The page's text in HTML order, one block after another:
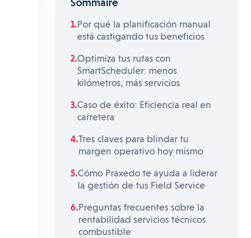
Por qué la planificación manual
está castigando tus beneficios
Optimiza tus rutas con
SmartScheduler: menos
kilómetros, más servicios
Caso de éxito: Eficiencia real en
carretera
Tres claves para blindar tu
margen operativo hoy mismo
Cómo Praxedo te ayuda a liderar
la gestión de tus Field Service
Preguntas frecuentes sobre la
rentabilidad servicios técnicos
combustible